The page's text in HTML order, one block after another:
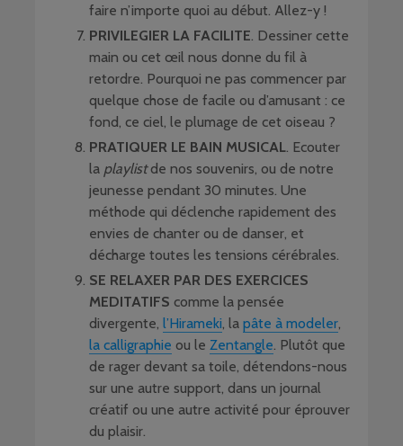
faire n’importe quoi au début. Allez-y !
PRIVILEGIER LA FACILITE. Dessiner cette
main ou cet œil nous donne du fil à
retordre. Pourquoi ne pas commencer par
quelque chose de facile ou d’amusant : ce
fond, ce ciel, le plumage de cet oiseau ?
PRATIQUER LE BAIN MUSICAL. Ecouter
la playlistde nos souvenirs, ou de notre
jeunesse pendant 30 minutes. Une
méthode qui déclenche rapidement des
envies de chanter ou de danser, et
décharge toutes les tensions cérébrales.
SE RELAXER PAR DES EXERCICES
MEDITATIFS comme la pensée
divergente, l’Hirameki, la pâte à modeler,
la calligraphie ou le Zentangle. Plutôt que
de rager devant sa toile, détendons-nous
sur une autre support, dans un journal
créatif ou une autre activité pour éprouver
du plaisir.